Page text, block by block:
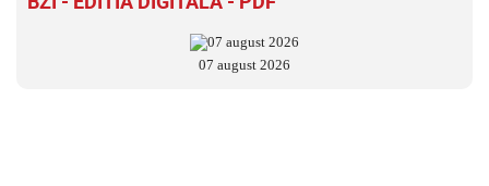
07 august 2026